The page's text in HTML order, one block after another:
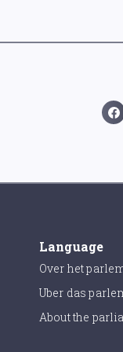
Language
Over het
Uber das
About the